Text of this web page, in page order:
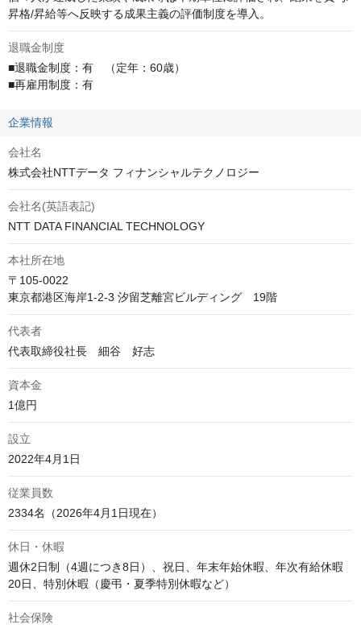
昇格/昇給等へ反映する成果主義の評価制度を導入。
退職金制度
■退職金制度：有　（定年：60歳）
■再雇用制度：有
企業情報
会社名
株式会社NTTデータ フィナンシャルテクノロジー
会社名(英語表記)
NTT DATA FINANCIAL TECHNOLOGY
本社所在地
〒105-0022
東京都港区海岸1-2-3 汐留芝離宮ビルディング　19階
代表者
代表取締役社長　細谷　好志
資本金
1億円
設立
2022年4月1日
従業員数
2334名（2026年4月1日現在）
休日・休暇
週休2日制（4週につき8日）、祝日、年末年始休暇、年次有給休暇
20日、特別休暇（慶弔・夏季特別休暇など）
社会保険